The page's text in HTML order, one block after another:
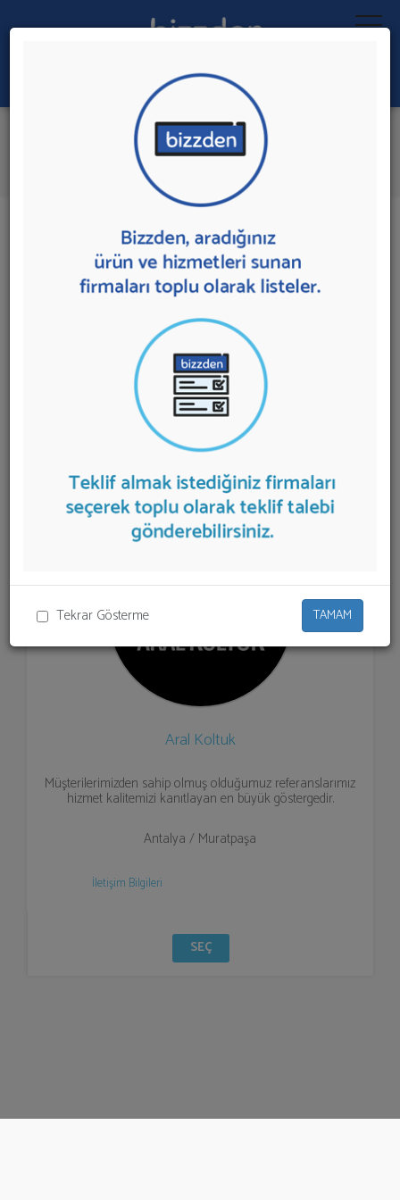
Tekrar Gösterme TAMAM
Ara:
Koltuk Döşeme
İlk 1 Firmadan Teklif İste
1 sonuç bulundu.
Koltuk Döşemesunan firmalar aşağıda
listelenmektedir.
Koltuk Döşeme
teklifi almak için
listeden seçim yapıp ya da "İlk 5 Firmadan Teklif İste"
kısmından toplu olarak teklif talebinizi firmalara
aktarabilirsiniz.
Aral Koltuk
Müşterilerimizden sahip olmuş olduğumuz referanslarımız
hizmet kalitemizi kanıtlayan en büyük göstergedir.
Antalya / Muratpaşa
İletişim Bilgileri
SEÇ